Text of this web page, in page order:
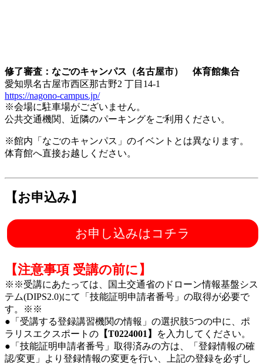
修了審査：なごのキャンパス（名古屋市） 体育館集合
愛知県名古屋市西区那古野2 丁目14-1
https://nagono-campus.jp/
※会場に駐車場がございません。
公共交通機関、近隣のパーキングをご利用ください。
※館内「なごのキャンパス」のイベントとは異なります。
体育館へ直接お越しください。
【お申込み】
お申し込みはコチラ
【注意事項 受講の前に】
※※受講にあたっては、国土交通省のドローン情報基盤シス
テム(DIPS2.0)にて「技能証明申請者番号」の取得が必要で
す。※※
●「受講する登録講習機関の情報」の選択肢5つの中に、ポ
ラリスエクスポートの 【T0224001】
を入力してください。
●「技能証明申請者番号」取得済みの方は、「登録情報の確
認/変更」より登録情報の変更を行い、上記の登録を必ずし